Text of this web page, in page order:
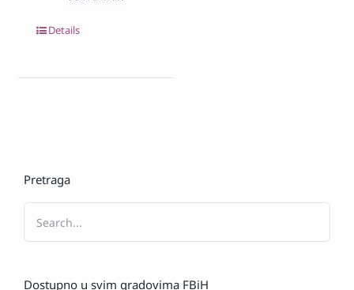
Details
Pretraga
Dostupno u svim gradovima FBiH